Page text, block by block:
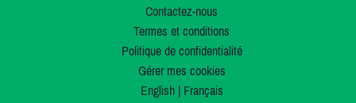
Contactez-nous
Termes et conditions
Politique de confidentialité
Gérer mes cookies
English| Français